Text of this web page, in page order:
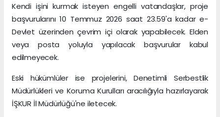
Kendi işini kurmak isteyen engelli vatandaşlar, proje
başvurularını 10 Temmuz 2026 saat 23.59'a kadar e-
Devlet üzerinden çevrim içi olarak yapabilecek. Elden
veya posta yoluyla yapılacak başvurular kabul
edilmeyecek.
Eski hükümlüler ise projelerini, Denetimli Serbestlik
Müdürlükleri ve Koruma Kurulları aracılığıyla hazırlayarak
İŞKUR İl Müdürlüğü'ne iletecek.